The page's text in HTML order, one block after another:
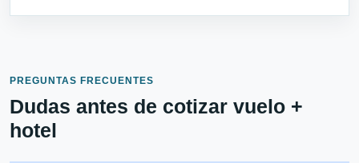
PREGUNTAS FRECUENTES
Dudas antes de cotizar vuelo +
hotel